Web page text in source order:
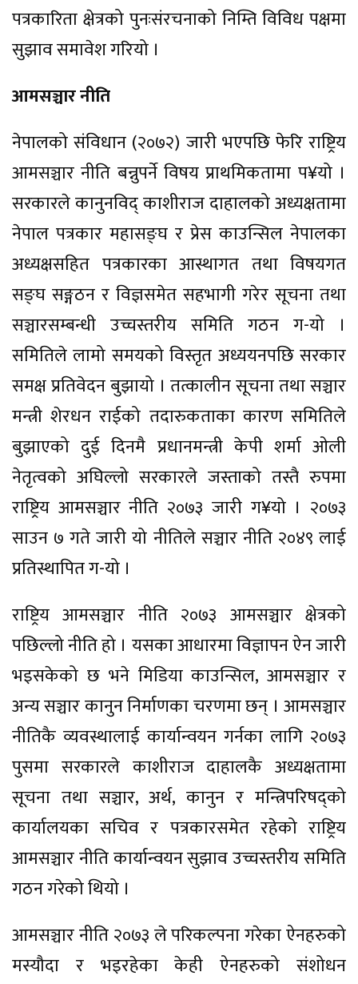
पत्रकारिता क्षेत्रको पुनःसंरचनाको निम्ति विविध पक्षमा
सुझाव समावेश गरियो ।
आमसञ्चार नीति
नेपालको संविधान (२०७२) जारी भएपछि फेरि राष्ट्रिय
आमसञ्चार नीति बन्नुपर्ने विषय प्राथमिकतामा प¥यो ।
सरकारले कानुनविद् काशीराज दाहालको अध्यक्षतामा
नेपाल पत्रकार महासङ्घ र प्रेस काउन्सिल नेपालका
अध्यक्षसहित पत्रकारका आस्थागत तथा विषयगत
सङ्घ सङ्गठन र विज्ञसमेत सहभागी गरेर सूचना तथा
सञ्चारसम्बन्धी उच्चस्तरीय समिति गठन ग-यो ।
समितिले लामो समयको विस्तृत अध्ययनपछि सरकार
समक्ष प्रतिवेदन बुझायो । तत्कालीन सूचना तथा सञ्चार
मन्त्री शेरधन राईको तदारुकताका कारण समितिले
बुझाएको दुई दिनमै प्रधानमन्त्री केपी शर्मा ओली
नेतृत्वको अघिल्लो सरकारले जस्ताको तस्तै रुपमा
राष्ट्रिय आमसञ्चार नीति २०७३ जारी ग¥यो । २०७३
साउन ७ गते जारी यो नीतिले सञ्चार नीति २०४९ लाई
प्रतिस्थापित ग-यो ।
राष्ट्रिय आमसञ्चार नीति २०७३ आमसञ्चार क्षेत्रको
पछिल्लो नीति हो । यसका आधारमा विज्ञापन ऐन जारी
भइसकेको छ भने मिडिया काउन्सिल, आमसञ्चार र
अन्य सञ्चार कानुन निर्माणका चरणमा छन् । आमसञ्चार
नीतिकै व्यवस्थालाई कार्यान्वयन गर्नका लागि २०७३
पुसमा सरकारले काशीराज दाहालकै अध्यक्षतामा
सूचना तथा सञ्चार, अर्थ, कानुन र मन्त्रिपरिषद्को
कार्यालयका सचिव र पत्रकारसमेत रहेको राष्ट्रिय
आमसञ्चार नीति कार्यान्वयन सुझाव उच्चस्तरीय समिति
गठन गरेको थियो ।
आमसञ्चार नीति २०७३ ले परिकल्पना गरेका ऐनहरुको
मस्यौदा र भइरहेका केही ऐनहरुको संशोधन